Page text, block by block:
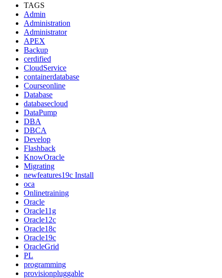
TAGS
Admin
Administration
Administrator
APEX
Backup
cerdified
CloudService
containerdatabase
Courseonline
Database
databasecloud
DataPump
DBA
DBCA
Develop
Flashback
KnowOracle
Migrating
newfeatures19c Install
oca
Onlinetraining
Oracle
Oracle11g
Oracle12c
Oracle18c
Oracle19c
OracleGrid
PL
programming
provisionpluggable